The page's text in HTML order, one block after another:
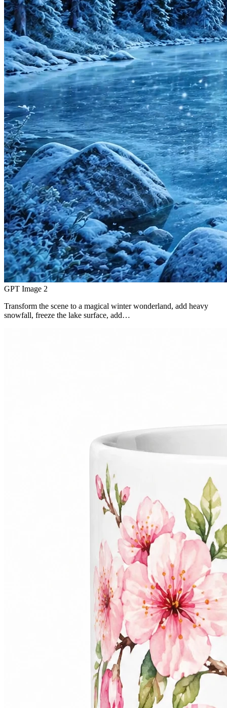
GPT Image 2
Transform the scene to a magical winter wonderland, add heavy
snowfall, freeze the lake surface, add…